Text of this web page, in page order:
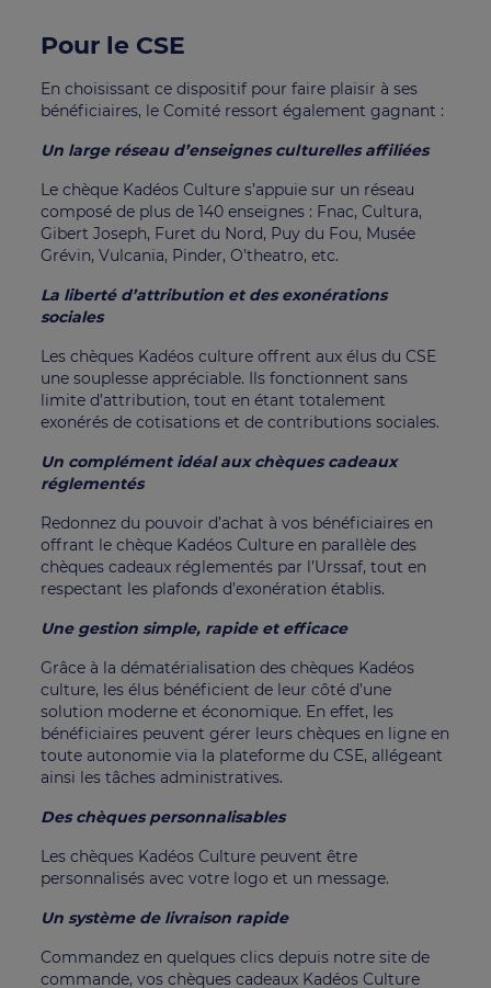
Pour le CSE
En choisissant ce dispositif pour faire plaisir à ses
bénéficiaires, le Comité ressort également gagnant :
Un large réseau d’enseignes culturelles affiliées
Le chèque Kadéos Culture s’appuie sur un réseau
composé de plus de 140 enseignes : Fnac, Cultura,
Gibert Joseph, Furet du Nord, Puy du Fou, Musée
Grévin, Vulcania, Pinder, O’theatro, etc.
La liberté d’attribution et des exonérations
sociales
Les chèques Kadéos culture offrent aux élus du CSE
une souplesse appréciable. Ils fonctionnent sans
limite d’attribution, tout en étant totalement
exonérés de cotisations et de contributions sociales.
Un complément idéal aux chèques cadeaux
réglementés
Redonnez du pouvoir d’achat à vos bénéficiaires en
offrant le chèque Kadéos Culture en parallèle des
chèques cadeaux réglementés par l’Urssaf, tout en
respectant les plafonds d’exonération établis.
Une gestion simple, rapide et efficace
Grâce à la dématérialisation des chèques Kadéos
culture, les élus bénéficient de leur côté d’une
solution moderne et économique. En effet, les
bénéficiaires peuvent gérer leurs chèques en ligne en
toute autonomie via la plateforme du CSE, allégeant
ainsi les tâches administratives.
Des chèques personnalisables
Les chèques Kadéos Culture peuvent être
personnalisés avec votre logo et un message.
Un système de livraison rapide
Commandez en quelques clics depuis notre site de
commande, vos chèques cadeaux Kadéos Culture